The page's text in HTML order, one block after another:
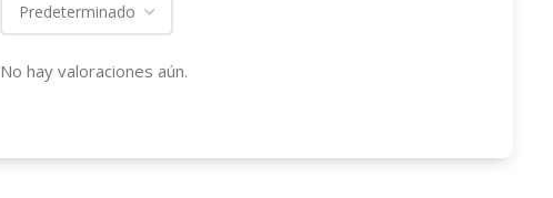
No hay valoraciones aún.